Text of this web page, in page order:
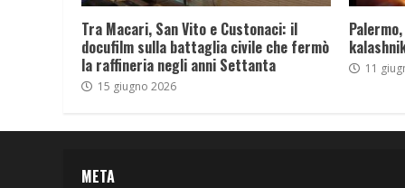
Tra Macari, San Vito e Custonaci: il
docufilm sulla battaglia civile che fermò
la raffineria negli anni Settanta
15 giugno 2026
11
META